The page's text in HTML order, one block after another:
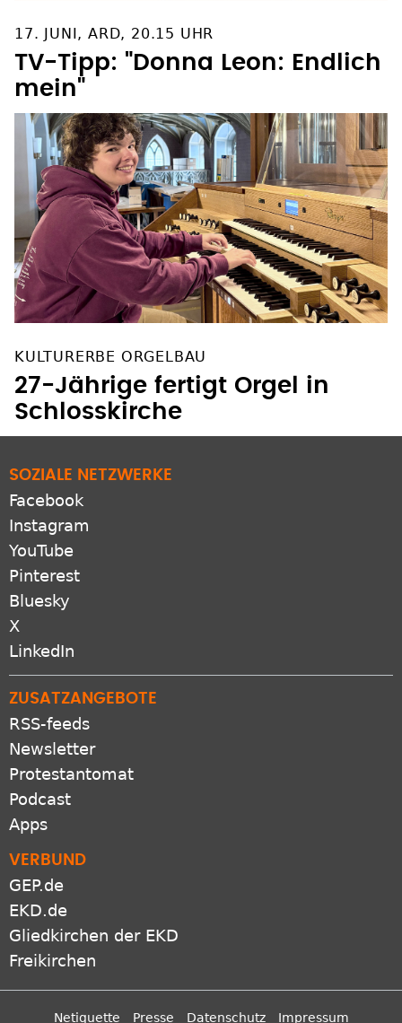
17. JUNI, ARD, 20.15 UHR
TV-Tipp: "Donna Leon: Endlich
mein"
KULTURERBE ORGELBAU
27-Jährige fertigt Orgel in
Schlosskirche
SOZIALE NETZWERKE
Facebook
Instagram
YouTube
Pinterest
Bluesky
X
LinkedIn
ZUSATZANGEBOTE
RSS-feeds
Newsletter
Protestantomat
Podcast
Apps
VERBUND
GEP.de
EKD.de
Gliedkirchen der EKD
Freikirchen
Netiquette Presse Datenschutz Impressum